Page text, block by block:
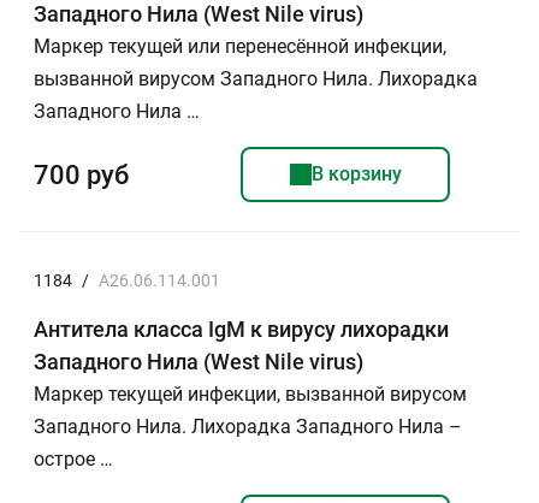
Западного Нила (West Nile virus)
Маркер текущей или перенесённой инфекции,
вызванной вирусом Западного Нила. Лихорадка
Западного Нила …
700 руб В корзину
1184 / А26.06.114.001
Антитела класса IgM к вирусу лихорадки
Западного Нила (West Nile virus)
Маркер текущей инфекции, вызванной вирусом
Западного Нила. Лихорадка Западного Нила –
острое …